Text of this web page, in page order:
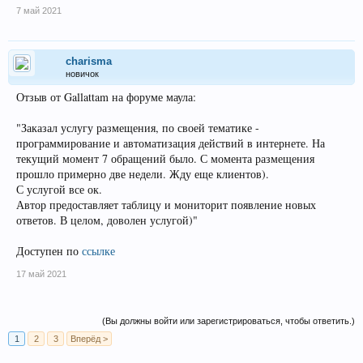
7 май 2021
charisma
новичок
Отзыв от Gallattam на форуме маула:
"Заказал услугу размещения, по своей тематике -
программирование и автоматизация действий в интернете. На
текущий момент 7 обращений было. С момента размещения
прошло примерно две недели. Жду еще клиентов).
С услугой все ок.
Автор предоставляет таблицу и мониторит появление новых
ответов. В целом, доволен услугой)"
Доступен по ссылке
17 май 2021
(Вы должны войти или зарегистрироваться, чтобы ответить.)
1
2 3 Вперёд >